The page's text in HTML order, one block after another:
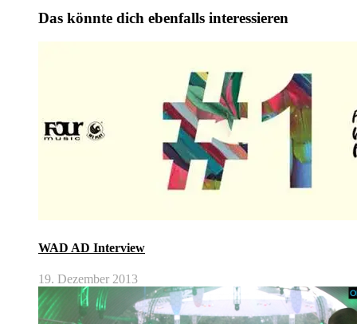
Das könnte dich ebenfalls interessieren
WAD AD Interview
19. Dezember 2013